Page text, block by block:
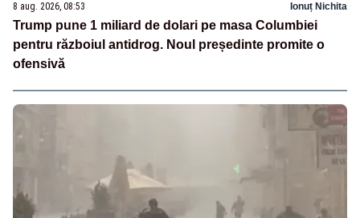
8 aug. 2026, 08:53 Ionuț Nichita
Trump pune 1 miliard de dolari pe masa Columbiei
pentru războiul antidrog. Noul președinte promite o
ofensivă